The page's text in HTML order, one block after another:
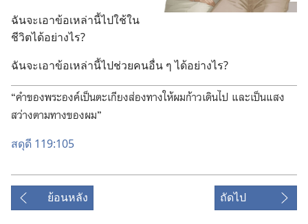
ฉัน​จะ​เอา​ข้อ​เหล่า​นี้​ไป​ใช้​ใน​
ชีวิต​ได้​อย่าง​ไร?
ฉัน​จะ​เอา​ข้อ​เหล่า​นี้​ไป​ช่วย​คน​อื่น ๆ ได้​อย่าง​ไร?
“คำ​ของ​พระองค์​เป็น​ตะเกียง​ส่อง​ทาง​ให้​ผม​ก้าว​เดิน​ไป และ​เป็น​แสง​
สว่าง​ตาม​ทาง​ของ​ผม”
สดุดี 119:105
ย้อนหลัง ถัดไป